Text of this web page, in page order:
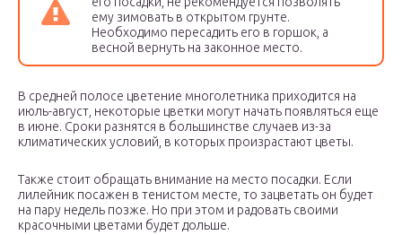
ему зимовать в открытом грунте.
Необходимо пересадить его в горшок, а
весной вернуть на законное место.
В средней полосе цветение многолетника приходится на
июль-август, некоторые цветки могут начать появляться еще
в июне. Сроки разнятся в большинстве случаев из-за
климатических условий, в которых произрастают цветы.
Также стоит обращать внимание на место посадки. Если
лилейник посажен в тенистом месте, то зацветать он будет
на пару недель позже. Но при этом и радовать своими
красочными цветами будет дольше.